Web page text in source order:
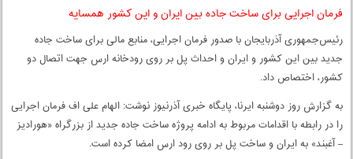
فرمان اجرایی برای ساخت جاده بین ایران و این کشور همسایه
رئیس‌جمهوری آذربایجان با صدور فرمان اجرایی، منابع مالی برای ساخت جاده
جدید بین این کشور و ایران و احداث پل بر روی رودخانه ارس جهت اتصال دو
کشور، اختصاص داد.
به گزارش روز دوشنبه ایرنا، پایگاه خبری آذرنیوز نوشت: الهام علی اف فرمان اجرایی
را در رابطه با اقدامات مربوط به ادامه پروژه ساخت جاده جدید از بزرگراه «هورادیز
– آغبند» به ایران و ساخت پل بر روی رود ارس امضا کرده است.